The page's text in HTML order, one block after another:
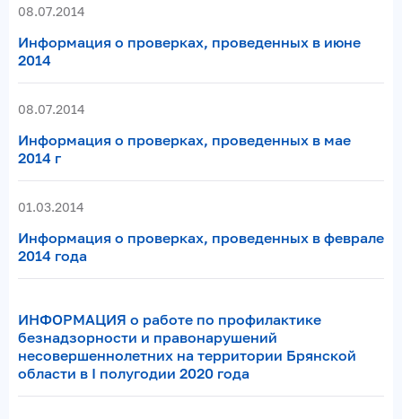
08.07.2014
Информация о проверках, проведенных в июне
2014
08.07.2014
Информация о проверках, проведенных в мае
2014 г
01.03.2014
Информация о проверках, проведенных в феврале
2014 года
ИНФОРМАЦИЯ о работе по профилактике
безнадзорности и правонарушений
несовершеннолетних на территории Брянской
области в I полугодии 2020 года